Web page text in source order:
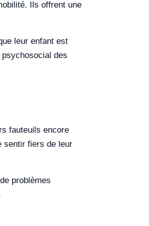
Ils offrent une
leur enfant est
des
fauteuils encore
sentir fiers de leur
problèmes